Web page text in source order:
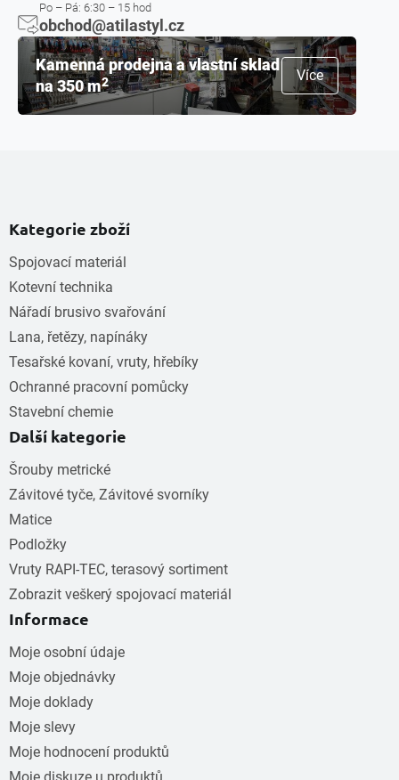
Po – Pá: 6:30 – 15 hod
obchod@atilastyl.cz
Kamenná prodejna a vlastní sklad
na 350 m2 Více
Kategorie zboží
Spojovací materiál
Kotevní technika
Nářadí brusivo svařování
Lana, řetězy, napínáky
Tesařské kovaní, vruty, hřebíky
Ochranné pracovní pomůcky
Stavební chemie
Další kategorie
Šrouby metrické
Závitové tyče, Závitové svorníky
Matice
Podložky
Vruty RAPI-TEC, terasový sortiment
Zobrazit veškerý spojovací materiál
Informace
Moje osobní údaje
Moje objednávky
Moje doklady
Moje slevy
Moje hodnocení produktů